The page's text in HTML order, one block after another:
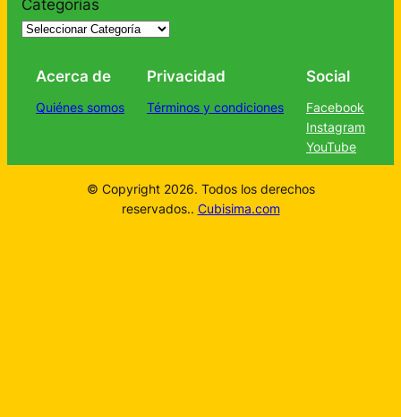
Categorías
Acerca de
Quiénes somos
Privacidad
Términos y condiciones
Social
Facebook
Instagram
YouTube
© Copyright 2026. Todos los derechos
reservados.. Cubisima.com